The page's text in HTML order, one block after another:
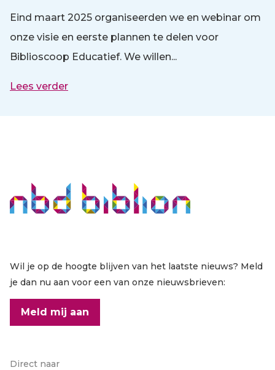
Eind maart 2025 organiseerden we en webinar om
onze visie en eerste plannen te delen voor
Biblioscoop Educatief. We willen...
Lees verder
Wil je op de hoogte blijven van het laatste nieuws? Meld
je dan nu aan voor een van onze nieuwsbrieven:
Meld mij aan
Direct naar